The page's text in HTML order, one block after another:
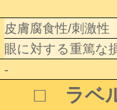
皮膚腐食性/刺激性
眼に対する重篤な
-
□ ラベ